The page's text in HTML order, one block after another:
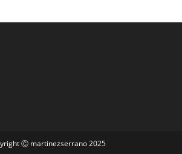
Ⓒ martinezserrano 2025